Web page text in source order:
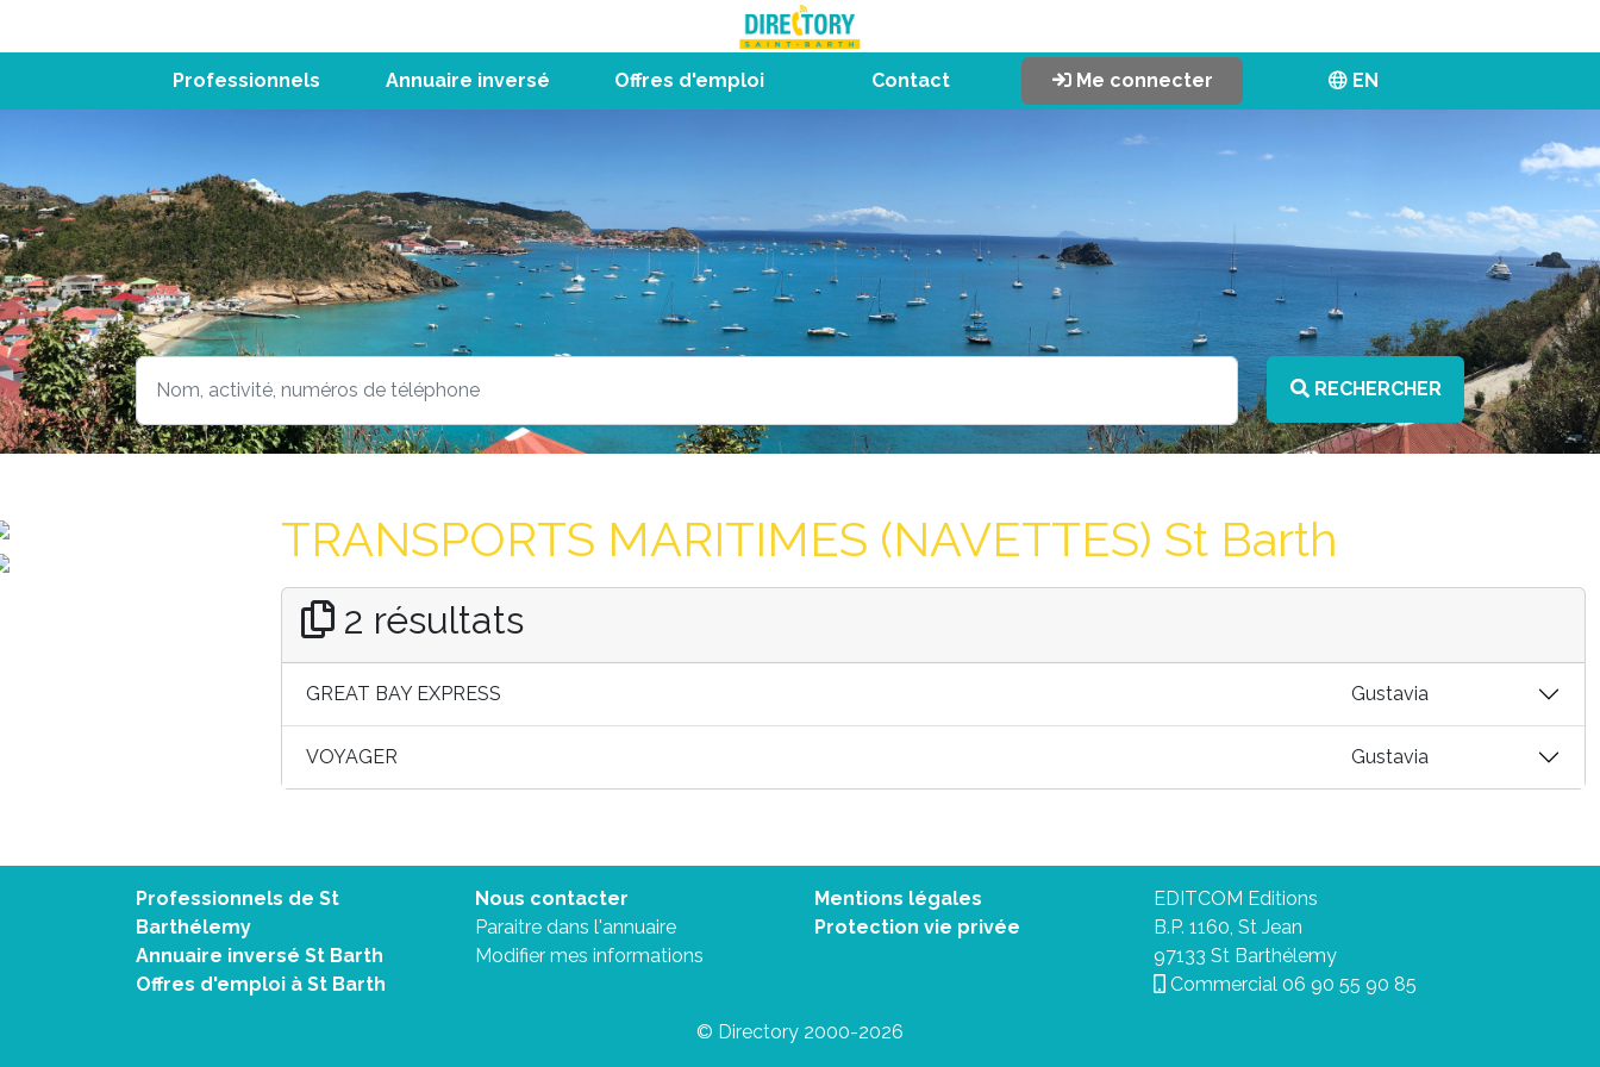
Professionnels Annuaire inversé Offres d'emploi Contact Me connecter EN
RECHERCHER
TRANSPORTS MARITIMES (NAVETTES) St Barth
2 résultats
GREAT BAY EXPRESS Gustavia
VOYAGER Gustavia
Professionnels de St
Barthélemy
Annuaire inversé St Barth
Offres d'emploi à St Barth
Nous contacter
Paraitre dans l'annuaire
Modifier mes informations
Mentions légales
Protection vie privée
EDITCOM Editions
B.P. 1160, St Jean
97133 St Barthélemy
Commercial 06 90 55 90 85
© Directory 2000-2026